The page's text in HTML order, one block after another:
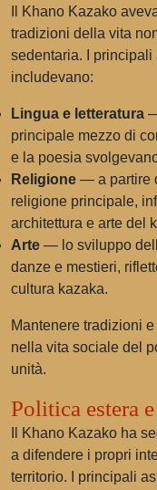
Il Khano Kazako
tradizioni della vita
sedentaria. I
includevano:
Lingua e letteratura
principale mezzo di
e la poesia
Religione — a partire
religione principale,
architettura e arte del
Arte — lo sviluppo
danze e mestieri,
cultura kazaka.
Mantenere tradizioni
nella vita sociale del
unità.
Politica estera
Il Khano Kazako ha
a difendere i propri
territorio. I principali